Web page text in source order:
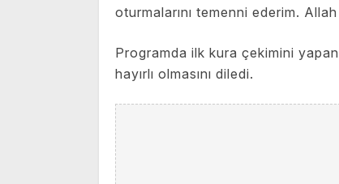
oturmalarını temenni ederim.
Programda ilk kura çekimini
hayırlı olmasını diledi.